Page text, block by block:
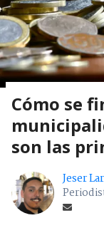
Cómo se
son las
Jeser